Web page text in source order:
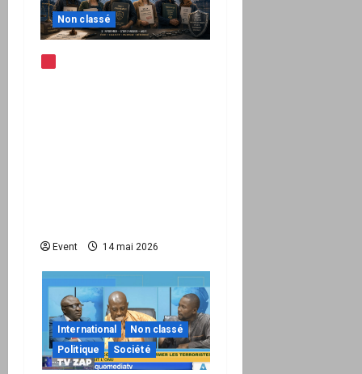
Non classé
Event 14 mai 2026
International
Non classé
Politique
Société